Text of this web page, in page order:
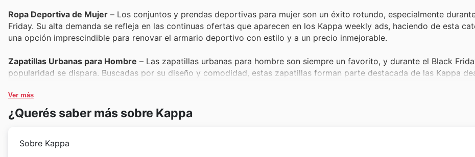
Ropa Deportiva de Mujer – Los conjuntos y prendas deportivas para mujer son un éxito rotundo, especialmente
Friday. Su alta demanda se refleja en las continuas ofertas que aparecen en los Kappa weekly ads, haciendo de esta
una opción imprescindible para renovar el armario deportivo con estilo y a un precio inmejorable.
Zapatillas Urbanas para Hombre – Las zapatillas urbanas para hombre son siempre un favorito, y durante el Black
popularidad se dispara. Buscadas por su diseño y comodidad, estas zapatillas forman parte destacada de las Kappa
Accesorios Deportivos (Mochilas, Gorras) – Los accesorios deportivos como mochilas y gorras son esenciales para
aficionado al deporte o a la moda casual. Su inclusión en las Kappa Black Friday sales garantiza que los clientes puedan
Ver más
¿Querés saber más sobre Kappa
Sobre Kappa